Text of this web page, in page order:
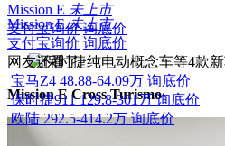
Mission E 未上市
支付宝询价 询底价
Mission E Cross Turismo
Mission E 未上市
支付宝询价 询底价
网友还看了
宝马Z4 48.88-64.09万 询底价
保时捷911 129.8-301万 询底价
欧陆 292.5-414.2万 询底价